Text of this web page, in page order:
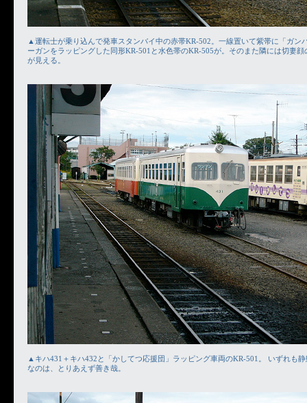
▲運転士が乗り込んで発車スタンバイ中の赤帯KR-502。一線置いて紫帯に「ガン
ーガンをラッピングした同形KR-501と水色帯のKR-505が。そのまた隣には切妻顔
が見える。
▲キハ431＋キハ432と「かしてつ応援団」ラッピング車両のKR-501。 いずれも
なのは、とりあえず善き哉。